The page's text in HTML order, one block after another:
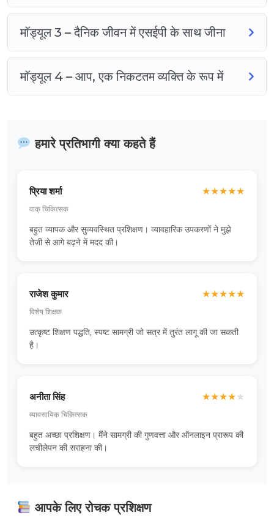
मॉड्यूल 3 – दैनिक जीवन में एसईपी के साथ जीना
मॉड्यूल 4 – आप, एक निकटतम व्यक्ति के रूप में
हमारे प्रतिभागी क्या कहते हैं
प्रिया शर्मा
वाक् चिकित्सक
★★★★★
बहुत व्यापक और सुव्यवस्थित प्रशिक्षण। व्यावहारिक उपकरणों ने मुझे
तेजी से आगे बढ़ने में मदद की।
राजेश कुमार
विशेष शिक्षक
★★★★★
उत्कृष्ट शिक्षण पद्धति, स्पष्ट सामग्री जो सत्र में तुरंत लागू की जा सकती
है।
अनीता सिंह
व्यावसायिक चिकित्सक
★★★★★
बहुत अच्छा प्रशिक्षण। मैंने सामग्री की गुणवत्ता और ऑनलाइन प्रारूप की
लचीलेपन की सराहना की।
आपके लिए रोचक प्रशिक्षण